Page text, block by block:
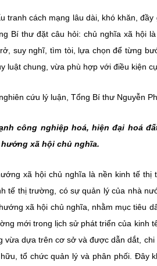
tranh cách mạng lâu dài, khó khăn,
Bí thư đặt câu hỏi: chủ nghĩa xã hội
suy nghĩ, tìm tòi, lựa chọn để từng
luật chung, vừa phù hợp với điều kiện
cứu lý luận, Tổng Bí thư Nguyễn
công nghiệp hoá, hiện đại hoá
xã hội chủ nghĩa.
xã hội chủ nghĩa là nền kinh tế
tế thị trường, có sự quản lý của nhà
xã hội chủ nghĩa, nhằm mục tiêu
mới trong lịch sử phát triển của
vừa dựa trên cơ sở và được dẫn dắt,
tổ chức quản lý và phân phối. Đây